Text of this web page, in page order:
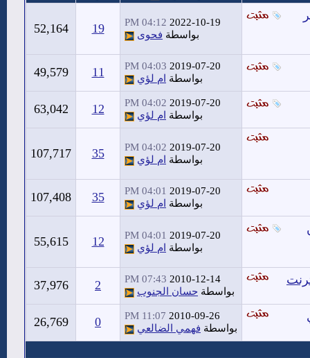
2022-10-19
04:12 PM
بواسطة فحوى 19
52,164
2019-07-20
04:03 PM
بواسطة ام لؤي 11
49,579
2019-07-20
04:02 PM
بواسطة ام لؤي 12
63,042
2019-07-20
04:02 PM
بواسطة ام لؤي 35
107,717
2019-07-20
04:01 PM
بواسطة ام لؤي 35
107,408
2019-07-20
04:01 PM
بواسطة ام لؤي 12
55,615
2010-12-14
07:43 PM
بواسطة حسان الجنوب 2
37,976
2010-09-26
11:07 PM
بواسطة فهمي الضالعي 0
26,769